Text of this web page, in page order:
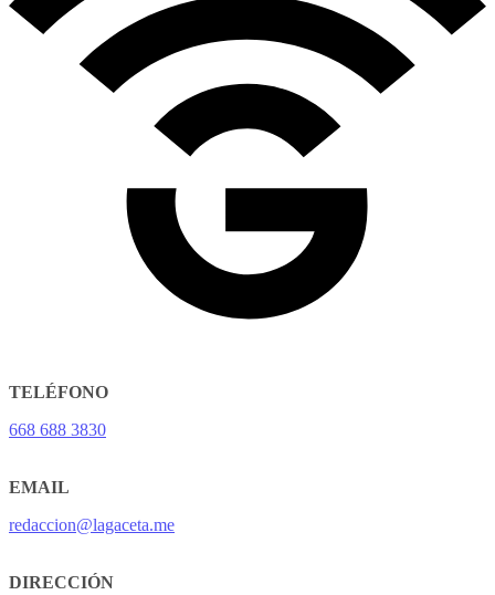
TELÉFONO
668 688 3830
EMAIL
redaccion@lagaceta.me
DIRECCIÓN